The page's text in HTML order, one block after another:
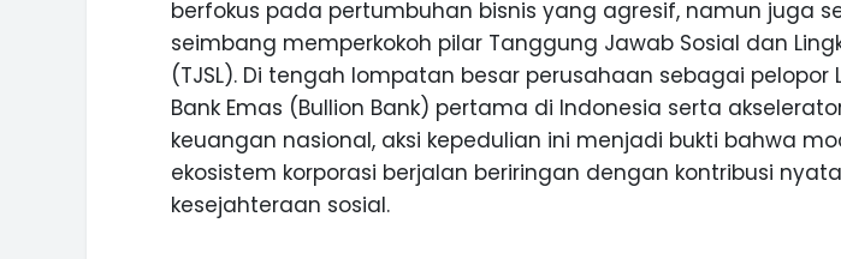
berfokus pada pertumbuhan bisnis yang agresif, namun juga
seimbang memperkokoh pilar Tanggung Jawab Sosial dan
(TJSL). Di tengah lompatan besar perusahaan sebagai pelopor
Bank Emas (Bullion Bank) pertama di Indonesia serta
keuangan nasional, aksi kepedulian ini menjadi bukti bahwa
ekosistem korporasi berjalan beriringan dengan kontribusi
kesejahteraan sosial.